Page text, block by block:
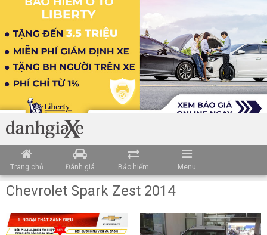
Trang chủ Đánh giá Bảo hiểm Menu
Chevrolet Spark Zest 2014